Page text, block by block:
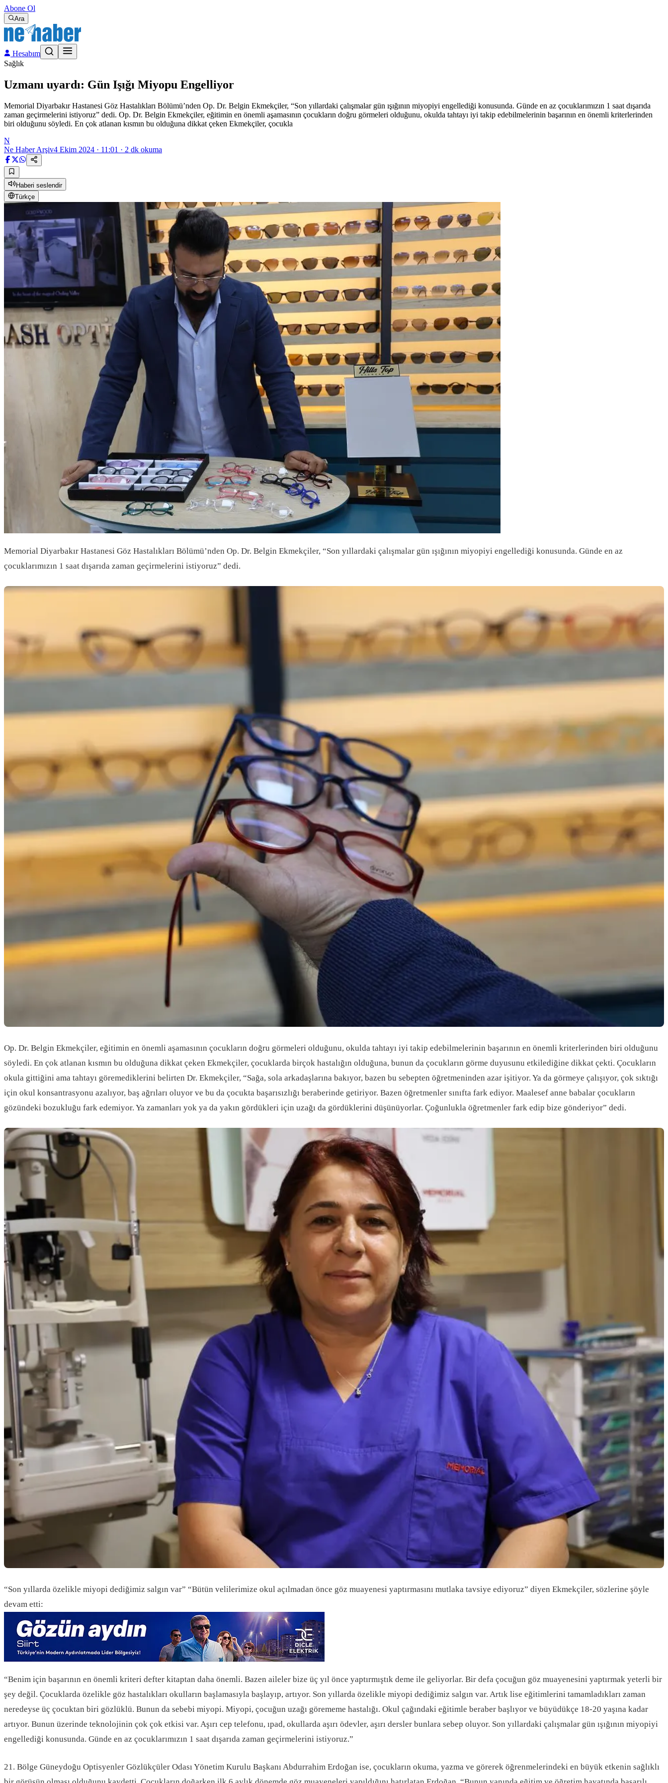
Abone Ol
Ara
Hesabım
Sağlık
Uzmanı uyardı: Gün Işığı Miyopu Engelliyor
Memorial Diyarbakır Hastanesi Göz Hastalıkları Bölümü’nden Op. Dr. Belgin Ekmekçiler, “Son yıllardaki çalışmalar gün ışığının miyopiyi engellediği konusunda. Günde en az çocuklarımızın 1 saat dışarıda
zaman geçirmelerini istiyoruz” dedi. Op. Dr. Belgin Ekmekçiler, eğitimin en önemli aşamasının çocukların doğru görmeleri olduğunu, okulda tahtayı iyi takip edebilmelerinin başarının en önemli kriterlerinden
biri olduğunu söyledi. En çok atlanan kısmın bu olduğuna dikkat çeken Ekmekçiler, çocukla
N
Ne Haber Arşiv4 Ekim 2024 · 11:01 · 2 dk okuma
Haberi seslendir
Türkçe
Memorial Diyarbakır Hastanesi Göz Hastalıkları Bölümü’nden Op. Dr. Belgin Ekmekçiler, “Son yıllardaki çalışmalar gün ışığının miyopiyi engellediği konusunda. Günde en az
çocuklarımızın 1 saat dışarıda zaman geçirmelerini istiyoruz” dedi.
Op. Dr. Belgin Ekmekçiler, eğitimin en önemli aşamasının çocukların doğru görmeleri olduğunu, okulda tahtayı iyi takip edebilmelerinin başarının en önemli kriterlerinden biri olduğunu
söyledi. En çok atlanan kısmın bu olduğuna dikkat çeken Ekmekçiler, çocuklarda birçok hastalığın olduğuna, bunun da çocukların görme duyusunu etkilediğine dikkat çekti. Çocukların
okula gittiğini ama tahtayı göremediklerini belirten Dr. Ekmekçiler, “Sağa, sola arkadaşlarına bakıyor, bazen bu sebepten öğretmeninden azar işitiyor. Ya da görmeye çalışıyor, çok sıktığı
için okul konsantrasyonu azalıyor, baş ağrıları oluyor ve bu da çocukta başarısızlığı beraberinde getiriyor. Bazen öğretmenler sınıfta fark ediyor. Maalesef anne babalar çocukların
gözündeki bozukluğu fark edemiyor. Ya zamanları yok ya da yakın gördükleri için uzağı da gördüklerini düşünüyorlar. Çoğunlukla öğretmenler fark edip bize gönderiyor” dedi.
“Son yıllarda özelikle miyopi dediğimiz salgın var” “Bütün velilerimize okul açılmadan önce göz muayenesi yaptırmasını mutlaka tavsiye ediyoruz” diyen Ekmekçiler, sözlerine şöyle
devam etti:
“Benim için başarının en önemli kriteri defter kitaptan daha önemli. Bazen aileler bize üç yıl önce yaptırmıştık deme ile geliyorlar. Bir defa çocuğun göz muayenesini yaptırmak yeterli bir
şey değil. Çocuklarda özelikle göz hastalıkları okulların başlamasıyla başlayıp, artıyor. Son yıllarda özelikle miyopi dediğimiz salgın var. Artık lise eğitimlerini tamamladıkları zaman
neredeyse üç çocuktan biri gözlüklü. Bunun da sebebi miyopi. Miyopi, çocuğun uzağı görememe hastalığı. Okul çağındaki eğitimle beraber başlıyor ve büyüdükçe 18-20 yaşına kadar
artıyor. Bunun üzerinde teknolojinin çok çok etkisi var. Aşırı cep telefonu, ıpad, okullarda aşırı ödevler, aşırı dersler bunlara sebep oluyor. Son yıllardaki çalışmalar gün ışığının miyopiyi
engellediği konusunda. Günde en az çocuklarımızın 1 saat dışarıda zaman geçirmelerini istiyoruz.”
21. Bölge Güneydoğu Optisyenler Gözlükçüler Odası Yönetim Kurulu Başkanı Abdurrahim Erdoğan ise, çocukların okuma, yazma ve görerek öğrenmelerindeki en büyük etkenin sağlıklı